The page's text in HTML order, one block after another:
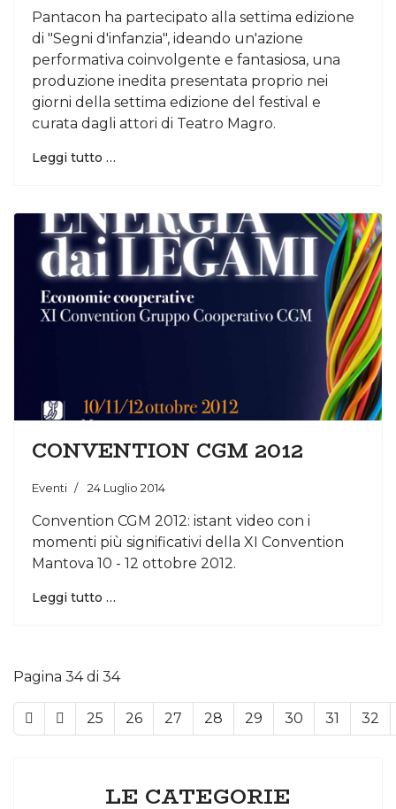
Pantacon ha partecipato alla settima edizione
di "Segni d'infanzia", ideando un'azione
performativa coinvolgente e fantasiosa, una
produzione inedita presentata proprio nei
giorni della settima edizione del festival e
curata dagli attori di Teatro Magro.
Leggi tutto …
CONVENTION CGM 2012
Eventi 24 Luglio 2014
Convention CGM 2012: istant video con i
momenti più significativi della XI Convention
Mantova 10 - 12 ottobre 2012.
Leggi tutto …
Pagina 34 di 34
25 26 27 28 29 30 31 32
LE CATEGORIE